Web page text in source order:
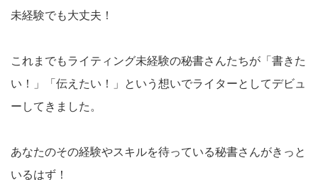
未経験でも大丈夫！
これまでもライティング未経験の秘書さんたちが「書きた
い！」「伝えたい！」という想いでライターとしてデビュ
ーしてきました。
あなたのその経験やスキルを待っている秘書さんがきっと
いるはず！